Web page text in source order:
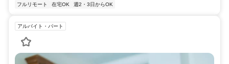
フルリモート 在宅OK 週2・3日からOK
アルバイト・パート